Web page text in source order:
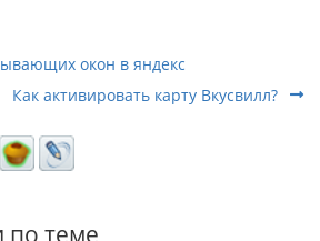
окон в яндекс
Как активировать карту Вкусвилл?
по теме